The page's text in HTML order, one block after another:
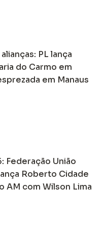
PL lança
do Carmo em
em Manaus
Federação União
Roberto Cidade
AM com Wilson Lima